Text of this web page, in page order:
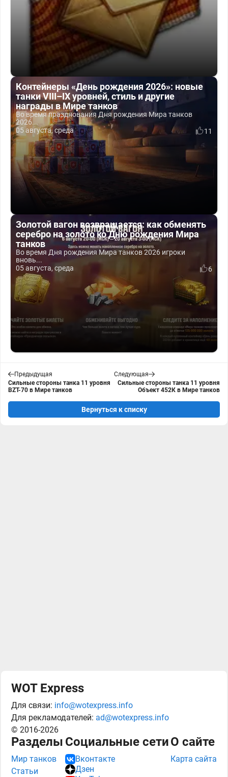
Контейнеры «День рождения 2026»: новые
танки VIII–IX уровней, стиль и другие
награды в Мире танков
Во время празднования Дня рождения Мира танков
2026...
05 августа, среда
11
Золотой вагон возвращается: как обменять
серебро на золото ко Дню рождения Мира
танков
Во время Дня рождения Мира танков 2026 игроки
вновь...
05 августа, среда
6
Предыдущая
Сильные стороны танка 11 уровня
BZT-70 в Мире танков
Следующая
Сильные стороны танка 11 уровня
Объект 452К в Мире танков
Вернуться к списку
WOT Express
Для связи: info@wotexpress.info
Для рекламодателей: ad@wotexpress.info
© 2016-2026
Разделы
Мир танков
Статьи
Социальные сети
Вконтакте
Дзен
О сайте
Карта сайта